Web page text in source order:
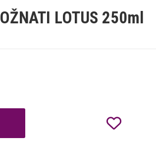
LOTUS 250ml
